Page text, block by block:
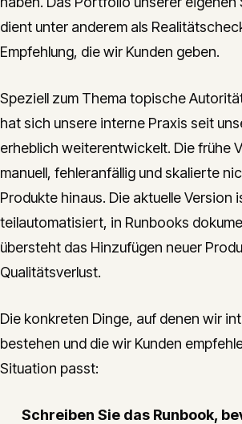
dient unter anderem als
Empfehlung, die wir Kunden geben.
Speziell zum Thema topische
hat sich unsere interne Praxis seit
erheblich weiterentwickelt. Die frühe
manuell, fehleranfällig und skalierte
Produkte hinaus. Die aktuelle Version
teilautomatisiert, in Runbooks
übersteht das Hinzufügen neuer
Qualitätsverlust.
Die konkreten Dinge, auf denen wir
bestehen und die wir Kunden
Situation passt:
Schreiben Sie das Runbook,